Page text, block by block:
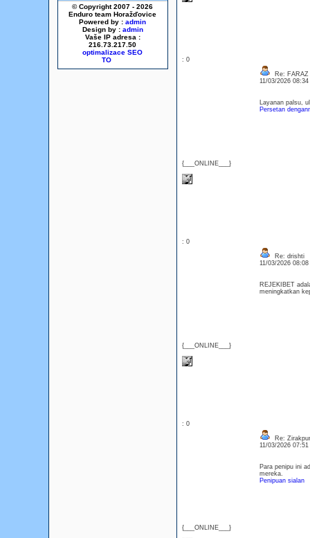
© Copyright 2007 - 2026
Enduro team Horažďovice
Powered by : admin
Design by : admin
Vaše IP adresa :
216.73.217.50
optimalizace SEO
: 0
{___ONLINE___}
Re: FARAZ
11/03/2026
Layanan palsu,
Persetan
: 0
{___ONLINE___}
Re: drishti
11/03/2026
REJEKIBET
meningkatkan
: 0
{___ONLINE___}
Re:
11/03/2026
Para penipu ini
mereka.
Penipuan sialan